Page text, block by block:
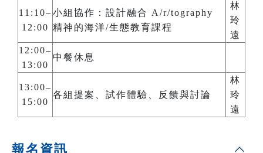
11:10–
12:00
小組協作：設計融合 A/r/tography
精神的海洋/生態教育課程
林
玲
遠
12:00–
13:00
中餐休息
13:00–
15:00
各組提案、試作體驗、反饋與討論
林
玲
遠
報名資訊